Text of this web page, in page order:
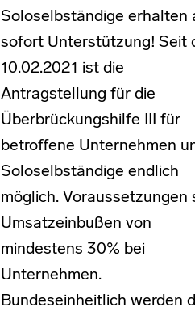
Soloselbständige erhalten
sofort Unterstützung! Seit
10.02.2021 ist die
Antragstellung für die
Überbrückungshilfe III für
betroffene Unternehmen
Soloselbständige endlich
möglich. Voraussetzungen
Umsatzeinbußen von
mindestens 30% bei
Unternehmen.
Bundeseinheitlich werden